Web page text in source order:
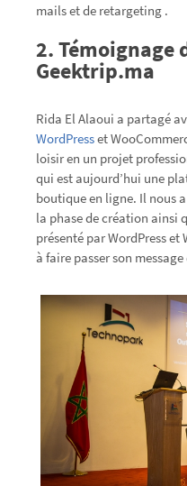
mails et de retargeting .
2. Témoignage
Geektrip.ma
Rida El Alaoui a partagé
WordPresset
loisir en un projet
qui est aujourd’hui une
boutique en ligne. Il nous
la phase de création ainsi
présenté par WordPress
à faire passer son